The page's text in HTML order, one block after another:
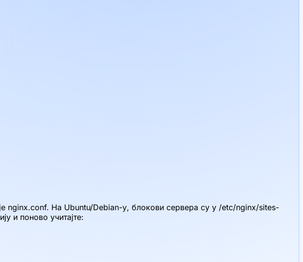
nginx.conf. На Ubuntu/Debian-у, блокови сервера су у /etc/nginx/sites-
и поново учитајте: